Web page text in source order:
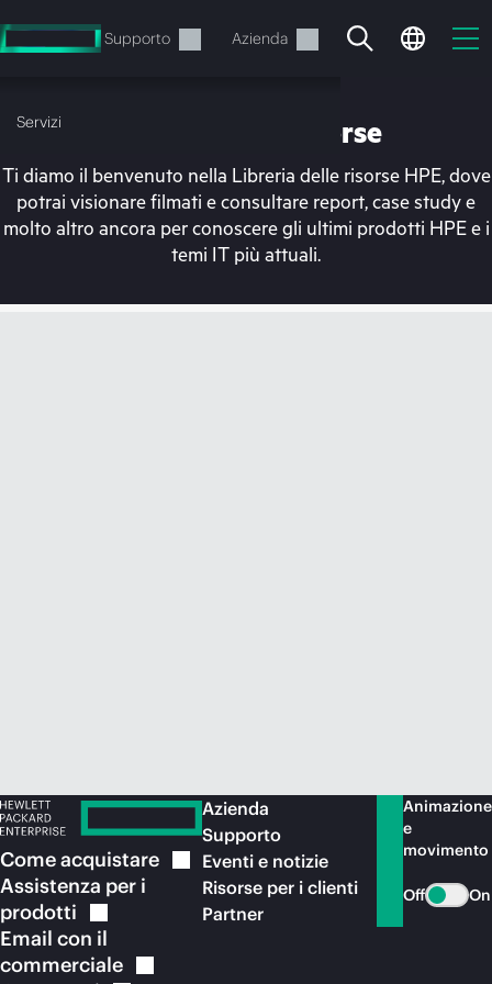
al
contenuto
Supporto Azienda
Servizi
Il carrello è attualmente
Libreria delle risorse
Ti diamo il benvenuto nella Libreria delle risorse HPE, dove
potrai visionare filmati e consultare report, case study e
molto altro ancora per conoscere gli ultimi prodotti HPE e i
temi IT più attuali.
Comeacquistare
Assistenza per i
prodotti
Email con il
commerciale
Azienda
Supporto
Eventi e notizie
Risorse per i clienti
Partner
Animazione
e
movimento
Off On